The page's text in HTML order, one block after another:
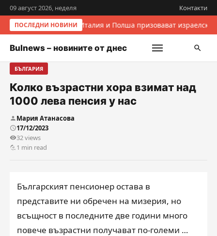
09 август 2026, неделя Контакти
ПОСЛЕДНИ НОВИНИ Италия и Полша призовават
Bulnews – новините от днес
БЪЛГАРИЯ
Колко възрастни хора взимат над
1000 лева пенсия у нас
Мария Атанасова
17/12/2023
32 views
1 min read
Българският пенсионер остава в
представите ни обречен на мизерия, но
всъщност в последните две години много
повече възрастни получават по-големи …